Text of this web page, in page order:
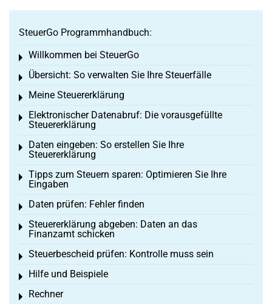
SteuerGo Programmhandbuch:
Willkommen bei SteuerGo
Toggle menu
Übersicht: So verwalten Sie Ihre Steuerfälle
Toggle menu
Meine Steuererklärung
Toggle menu
Elektronischer Datenabruf: Die vorausgefüllte
Steuererklärung
Toggle menu
Daten eingeben: So erstellen Sie Ihre
Steuererklärung
Toggle menu
Tipps zum Steuern sparen: Optimieren Sie Ihre
Eingaben
Toggle menu
Daten prüfen: Fehler finden
Toggle menu
Steuererklärung abgeben: Daten an das
Finanzamt schicken
Toggle menu
Steuerbescheid prüfen: Kontrolle muss sein
Toggle menu
Hilfe und Beispiele
Toggle menu
Rechner
Toggle menu